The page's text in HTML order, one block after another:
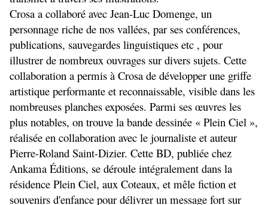
Crosa a collaboré avec Jean-Luc Domenge, un
personnage riche de nos vallées, par ses conférences,
publications, sauvegardes linguistiques etc , pour
illustrer de nombreux ouvrages sur divers sujets. Cette
collaboration a permis à Crosa de développer une griffe
artistique performante et reconnaissable, visible dans les
nombreuses planches exposées. Parmi ses œuvres les
plus notables, on trouve la bande dessinée « Plein Ciel »,
réalisée en collaboration avec le journaliste et auteur
Pierre-Roland Saint-Dizier. Cette BD, publiée chez
Ankama Éditions, se déroule intégralement dans la
résidence Plein Ciel, aux Coteaux, et mêle fiction et
souvenirs d'enfance pour délivrer un message fort sur